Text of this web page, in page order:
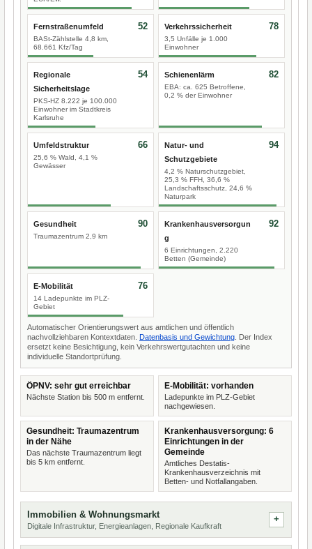
Fernstraßenumfeld
BASt-Zählstelle 4,8 km,
68.661 Kfz/Tag
52 Verkehrssicherheit
3,5 Unfälle je 1.000
Einwohner
78
Regionale
Sicherheitslage
PKS-HZ 8.222 je 100.000
Einwohner im Stadtkreis
Karlsruhe
54 Schienenlärm
EBA: ca. 625 Betroffene,
0,2 % der Einwohner
82
Umfeldstruktur
25,6 % Wald, 4,1 %
Gewässer
66
Natur- und
Schutzgebiete
4,2 % Naturschutzgebiet,
25,3 % FFH, 36,6 %
Landschaftsschutz, 24,6 %
Naturpark
94
Gesundheit
Traumazentrum 2,9 km
90
Krankenhausversorgun
g
6 Einrichtungen, 2.220
Betten (Gemeinde)
92
E-Mobilität
14 Ladepunkte im PLZ-
Gebiet
76
Automatischer Orientierungswert aus amtlichen und öffentlich
nachvollziehbaren Kontextdaten. Datenbasis und Gewichtung . Der Index
ersetzt keine Besichtigung, kein Verkehrswertgutachten und keine
individuelle Standortprüfung.
ÖPNV: sehr gut erreichbar
Nächste Station bis 500 m entfernt.
E-Mobilität: vorhanden
Ladepunkte im PLZ-Gebiet
nachgewiesen.
Gesundheit: Traumazentrum
in der Nähe
Das nächste Traumazentrum liegt
bis 5 km entfernt.
Krankenhausversorgung: 6
Einrichtungen in der
Gemeinde
Amtliches Destatis-
Krankenhausverzeichnis mit
Betten- und Notfallangaben.
Immobilien & Wohnungsmarkt
Digitale Infrastruktur, Energieanlagen, Regionale Kaufkraft